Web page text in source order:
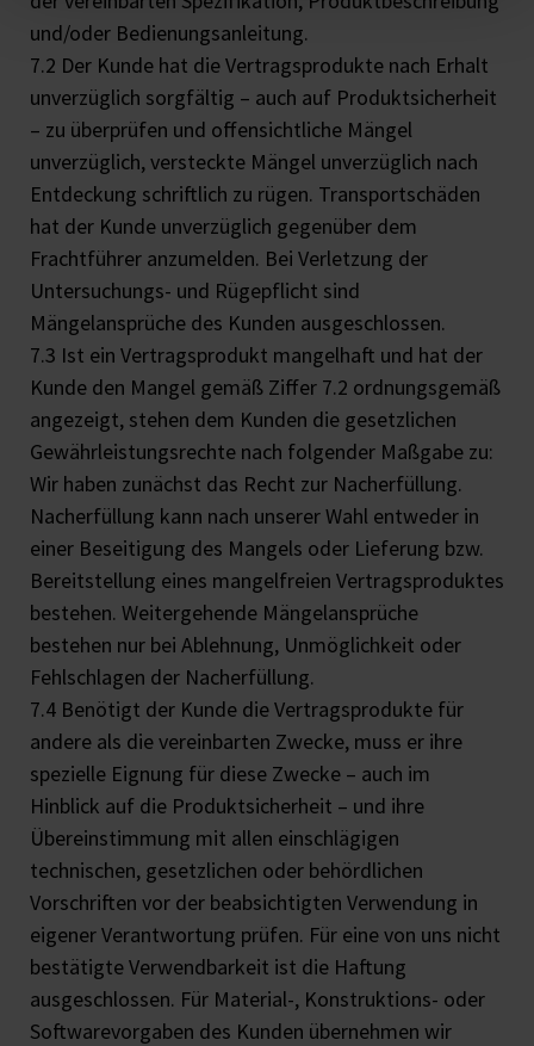
und/oder Bedienungsanleitung.
7.2 Der Kunde hat die Vertragsprodukte nach Erhalt
unverzüglich sorgfältig – auch auf Produktsicherheit
– zu überprüfen und offensichtliche Mängel
unverzüglich, versteckte Mängel unverzüglich nach
Entdeckung schriftlich zu rügen. Transportschäden
hat der Kunde unverzüglich gegenüber dem
Frachtführer anzumelden. Bei Verletzung der
Untersuchungs- und Rügepflicht sind
Mängelansprüche des Kunden ausgeschlossen.
7.3 Ist ein Vertragsprodukt mangelhaft und hat der
Kunde den Mangel gemäß Ziffer 7.2 ordnungsgemäß
angezeigt, stehen dem Kunden die gesetzlichen
Gewährleistungsrechte nach folgender Maßgabe zu:
Wir haben zunächst das Recht zur Nacherfüllung.
Nacherfüllung kann nach unserer Wahl entweder in
einer Beseitigung des Mangels oder Lieferung bzw.
Bereitstellung eines mangelfreien Vertragsproduktes
bestehen. Weitergehende Mängelansprüche
bestehen nur bei Ablehnung, Unmöglichkeit oder
Fehlschlagen der Nacherfüllung.
7.4 Benötigt der Kunde die Vertragsprodukte für
andere als die vereinbarten Zwecke, muss er ihre
spezielle Eignung für diese Zwecke – auch im
Hinblick auf die Produktsicherheit – und ihre
Übereinstimmung mit allen einschlägigen
technischen, gesetzlichen oder behördlichen
Vorschriften vor der beabsichtigten Verwendung in
eigener Verantwortung prüfen. Für eine von uns nicht
bestätigte Verwendbarkeit ist die Haftung
ausgeschlossen. Für Material-, Konstruktions- oder
Softwarevorgaben des Kunden übernehmen wir